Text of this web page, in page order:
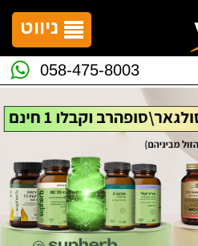
המרכזי
ניווט
058-475-8003